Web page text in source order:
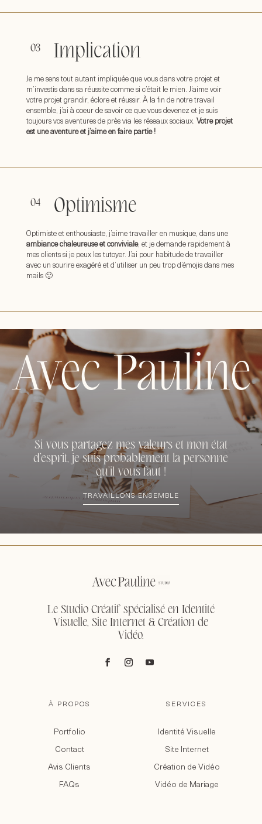
Implication
Je me sens tout autant impliquée que vous dans votre projet et
m’investis dans sa réussite comme si c’était le mien. J’aime voir
votre projet grandir, éclore et réussir. À la fin de notre travail
ensemble, j’ai à coeur de savoir ce que vous devenez et je suis
toujours vos aventures de près via les réseaux sociaux. Votre projet
est une aventure et j’aime en faire partie !
Optimisme
Optimiste et enthousiaste, j’aime travailler en musique, dans une
ambiance chaleureuse et conviviale, et je demande rapidement à
mes clients si je peux les tutoyer. J’ai pour habitude de travailler
avec un sourire exagéré et d’utiliser un peu trop d’émojis dans mes
mails 🙂
Avec Pauline
Si vous partagez mes valeurs et mon état
d’esprit, je suis probablement la personne
qu’il vous faut !
TRAVAILLONS ENSEMBLE
Le Studio Créatif spécialisé en Identité
Visuelle, Site Internet & Création de
Vidéo.
À PROPOS
Portfolio
Contact
Avis Clients
FAQs
SERVICES
Identité Visuelle
Site Internet
Création de Vidéo
Vidéo de Mariage